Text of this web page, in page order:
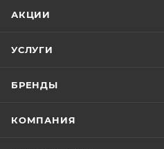
АКЦИИ
УСЛУГИ
БРЕНДЫ
КОМПАНИЯ